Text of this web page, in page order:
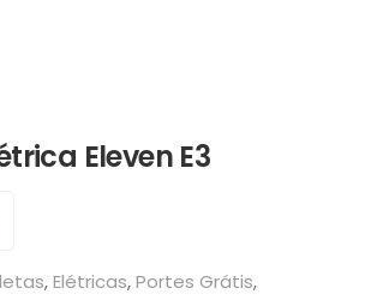
Eleven E3
,Elétricas,Portes Grátis,